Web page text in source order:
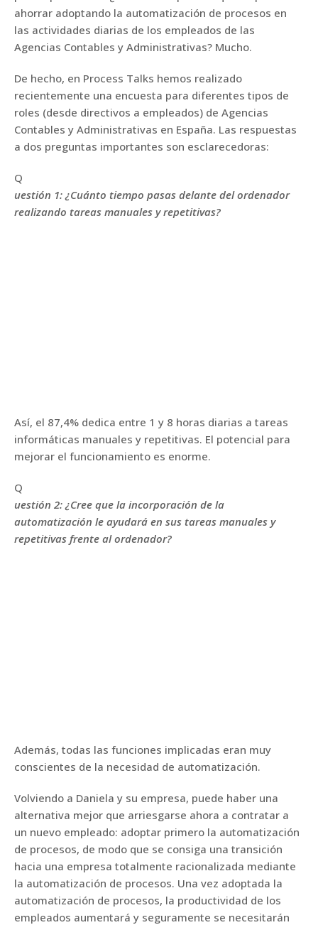
ahorrar adoptando la automatización de procesos en
las actividades diarias de los empleados de las
Agencias Contables y Administrativas? Mucho.
De hecho, en Process Talks hemos realizado
recientemente una encuesta para diferentes tipos de
roles (desde directivos a empleados) de Agencias
Contables y Administrativas en España. Las respuestas
a dos preguntas importantes son esclarecedoras:
Q
uestión 1: ¿Cuánto tiempo pasas delante del ordenador
realizando tareas manuales y repetitivas?
Así, el 87,4% dedica entre 1 y 8 horas diarias a tareas
informáticas manuales y repetitivas. El potencial para
mejorar el funcionamiento es enorme.
Q
uestión 2: ¿Cree que la incorporación de la
automatización le ayudará en sus tareas manuales y
repetitivas frente al ordenador?
Además, todas las funciones implicadas eran muy
conscientes de la necesidad de automatización.
Volviendo a Daniela y su empresa, puede haber una
alternativa mejor que arriesgarse ahora a contratar a
un nuevo empleado: adoptar primero la automatización
de procesos, de modo que se consiga una transición
hacia una empresa totalmente racionalizada mediante
la automatización de procesos. Una vez adoptada la
automatización de procesos, la productividad de los
empleados aumentará y seguramente se necesitarán